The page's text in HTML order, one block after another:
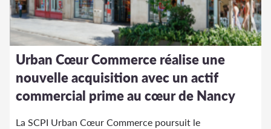
Urban Cœur Commerce réalise une
nouvelle acquisition avec un actif
commercial prime au cœur de Nancy
La SCPI Urban Cœur Commerce poursuit le